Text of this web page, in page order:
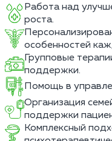
Работа над
роста.
особенностей
Групповые
поддержки.
Помощь в
Организация
поддержки
Комплексный